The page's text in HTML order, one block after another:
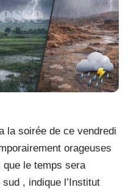
la soirée de ce vendredi
orageuses
le temps sera
, indique l’Institut